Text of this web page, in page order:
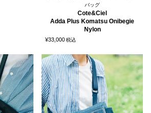
バッグ
Cote&Ciel
Adda Plus Komatsu Onibegie
Nylon
¥33,000税込